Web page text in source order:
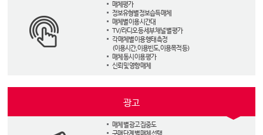
매체평가
정보유형별 정보습득 매체
매체별 이용 시간대
TV/라디오 등 세부 채널 별 평가
각 매체별 이용 행태 측정
(이용시간, 이용빈도, 이용목적 등)
매체 동시 이용 평가
신뢰 및 영향 매체
광고
매체 별 광고 집중도